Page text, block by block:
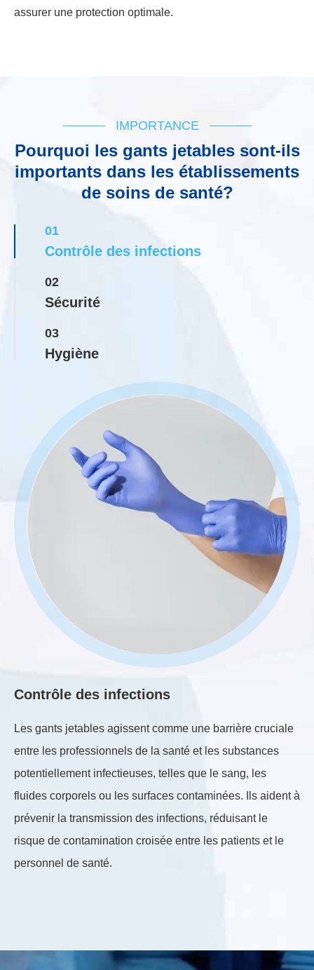
assurer une protection optimale.
IMPORTANCE
Pourquoi les gants jetables sont-ils
importants dans les établissements
de soins de santé?
01
Contrôle des infections
02
Sécurité
03
Hygiène
Contrôle des infections
Les gants jetables agissent comme une barrière cruciale
entre les professionnels de la santé et les substances
potentiellement infectieuses, telles que le sang, les
fluides corporels ou les surfaces contaminées. Ils aident à
prévenir la transmission des infections, réduisant le
risque de contamination croisée entre les patients et le
personnel de santé.